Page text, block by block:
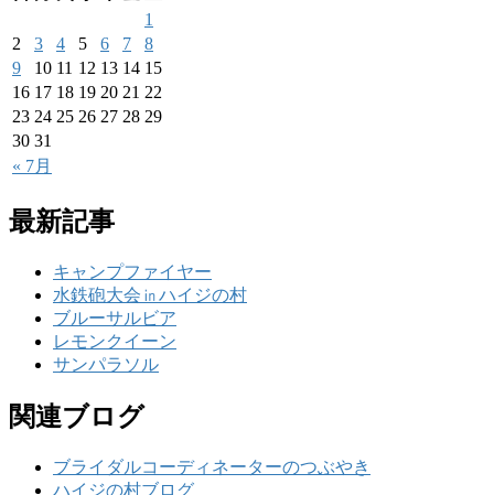
« 7月
1
2
3 4 5 6 7
8
9
10 11 12 13 14 15
16 17 18 19 20 21 22
23 24 25 26 27 28 29
30 31
最新記事
キャンプファイヤー
水鉄砲大会㏌ハイジの村
ブルーサルビア
レモンクイーン
サンパラソル
関連ブログ
ブライダルコーディネーターのつぶやき
ハイジの村ブログ